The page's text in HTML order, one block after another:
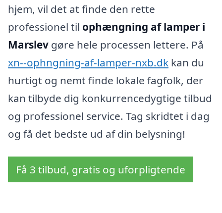
hjem, vil det at finde den rette
professionel til ophængning af lamper i
Marslev gøre hele processen lettere. På
xn--ophngning-af-lamper-nxb.dk kan du
hurtigt og nemt finde lokale fagfolk, der
kan tilbyde dig konkurrencedygtige tilbud
og professionel service. Tag skridtet i dag
og få det bedste ud af din belysning!
Få 3 tilbud, gratis og uforpligtende